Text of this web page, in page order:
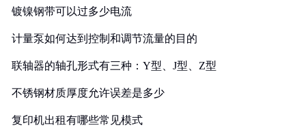
镀镍钢带可以过多少电流
计量泵如何达到控制和调节流量的目的
联轴器的轴孔形式有三种：Y型、J型、Z型
不锈钢材质厚度允许误差是多少
复印机出租有哪些常见模式